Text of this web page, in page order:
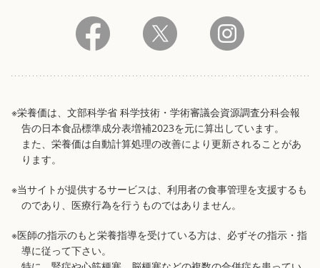
※栄養価は、文部科学省 科学技術・学術審議会資源調査分科会報
告の日本食品標準成分表増補2023を元に算出しています。
また、栄養価は自動計算処理の改善により更新されることがあ
ります。
※当サイトが提供するサービスは、利用者の食事管理を支援するも
のであり、医療行為を行うものではありません。
※医師の指示のもと栄養指導を受けている方は、必ずその指示・指
導に従って下さい。